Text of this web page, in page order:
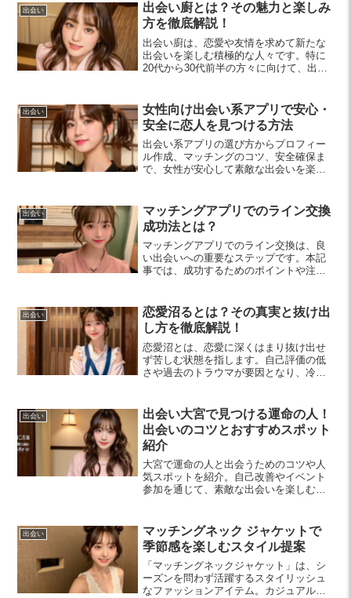
出会い
出会い廚とは？その魅力と楽しみ
方を徹底解説！
出会い廚は、恋愛や友情を求めて新たな
出会いを楽しむ積極的な人々です。特に
20代から30代前半の方々に向けて、出会
か？
出会い
女性向け出会い系アプリで安心・
安全に恋人を見つける方法
出会い系アプリの選び方からプロフィー
ル作成、マッチングのコツ、安全確保ま
で、女性が安心して素敵な出会いを楽し
う。
出会い
マッチングアプリでのライン交換
成功法とは？
マッチングアプリでのライン交換は、良
い出会いへの重要なステップです。本記
事では、成功するためのポイントや注意
会いを楽しむためのヒントが満載です！
出会い
恋愛沼るとは？その真実と抜け出
し方を徹底解説！
恋愛沼とは、恋愛に深くはまり抜け出せ
ず苦しむ状態を指します。自己評価の低
さや過去のトラウマが要因となり、冷静
たも恋愛を楽しむためのヒントを見つけ
ましょう。
出会い
出会い大宮で見つける運命の人！
出会いのコツとおすすめスポット
紹介
大宮で運命の人と出会うためのコツや人
気スポットを紹介。自己改善やイベント
参加を通じて、素敵な出会いを楽しむ方
出会い
マッチングネック ジャケットで
季節感を楽しむスタイル提案
「マッチングネックジャケット」は、シ
ーズンを問わず活躍するスタイリッシュ
なファッションアイテム。カジュアルか